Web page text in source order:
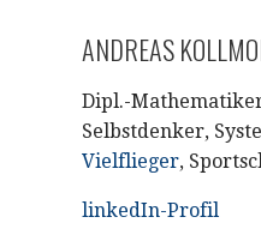
ANDREAS
Dipl.-
Selbstdenker,
Vielflieger,
linkedIn-Profil